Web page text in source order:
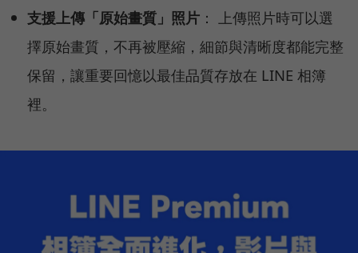
支援上傳「原始畫質」照片 ： 上傳照片時可以選
擇原始畫質，不再被壓縮，細節與清晰度都能完整
保留，讓重要回憶以最佳品質存放在 LINE 相簿
裡。